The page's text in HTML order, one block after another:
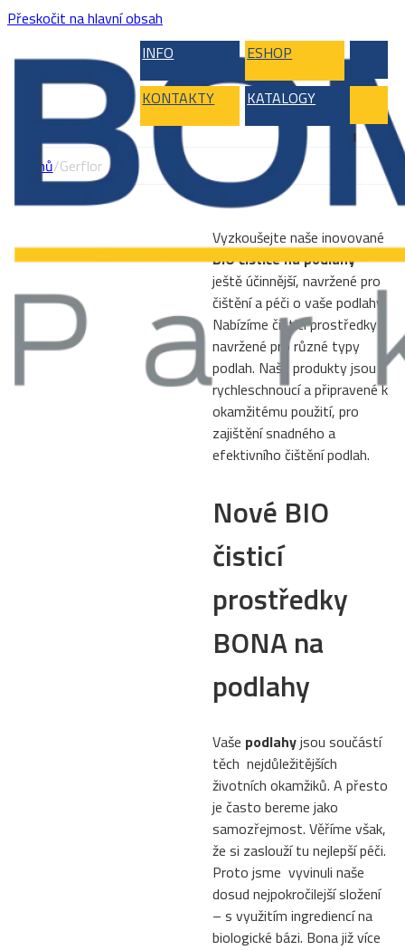
Přeskočit na hlavní obsah
INFO
ESHOP
KONTAKTY KATALOGY
Domů/Gerflor
Vyzkoušejte naše inovované
BIO čističe na podlahy–
ještě účinnější, navržené pro
čištění a péči o vaše podlahy.
Nabízíme čisticí prostředky
navržené pro různé typy
podlah. Naše produkty jsou
rychleschnoucí a připravené k
okamžitému použití, pro
zajištění snadného a
efektivního čištění podlah.
Nové BIO
čisticí
prostředky
BONA na
podlahy
Vaše podlahyjsou součástí
těch nejdůležitějších
životních okamžiků. A přesto
je často bereme jako
samozřejmost. Věříme však,
že si zaslouží tu nejlepší péči.
Proto jsme vyvinuli naše
dosud nejpokročilejší složení
– s využitím ingrediencí na
biologické bázi. Bona již více